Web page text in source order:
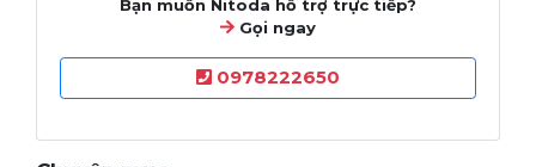
Bạn muốn Nitoda hỗ trợ trực tiếp?
Gọi ngay
0978222650